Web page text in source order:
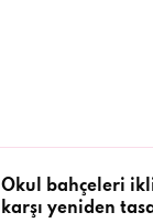
Okul bahçeleri
karşı yeniden